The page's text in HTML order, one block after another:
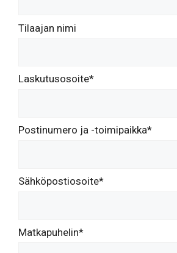
Tilaajan nimi
Laskutusosoite*
Postinumero ja -toimipaikka*
Sähköpostiosoite*
Matkapuhelin*